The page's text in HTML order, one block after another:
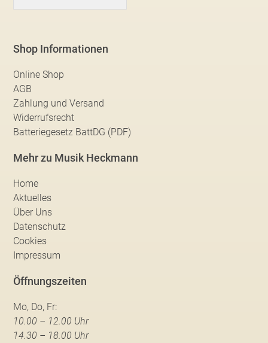
Shop Informationen
Online Shop
AGB
Zahlung und Versand
Widerrufsrecht
Batteriegesetz BattDG (PDF)
Mehr zu Musik Heckmann
Home
Aktuelles
Über Uns
Datenschutz
Cookies
Impressum
Öffnungszeiten
Mo, Do, Fr:
10.00 – 12.00 Uhr
14.30 – 18.00 Uhr